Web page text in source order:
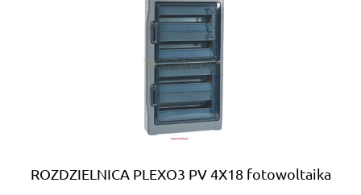
ROZDZIELNICA PLEXO3 PV 4X18 fotowoltaika